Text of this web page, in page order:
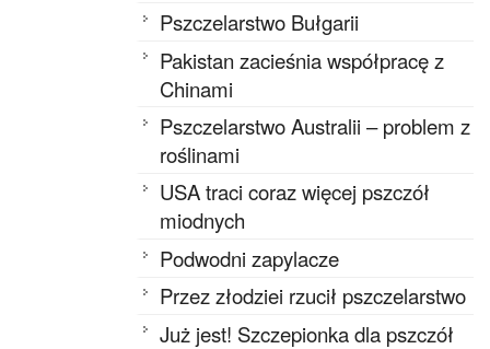
Pszczelarstwo Bułgarii
Pakistan zacieśnia współpracę z
Chinami
Pszczelarstwo Australii – problem z
roślinami
USA traci coraz więcej pszczół
miodnych
Podwodni zapylacze
Przez złodziei rzucił pszczelarstwo
Już jest! Szczepionka dla pszczół